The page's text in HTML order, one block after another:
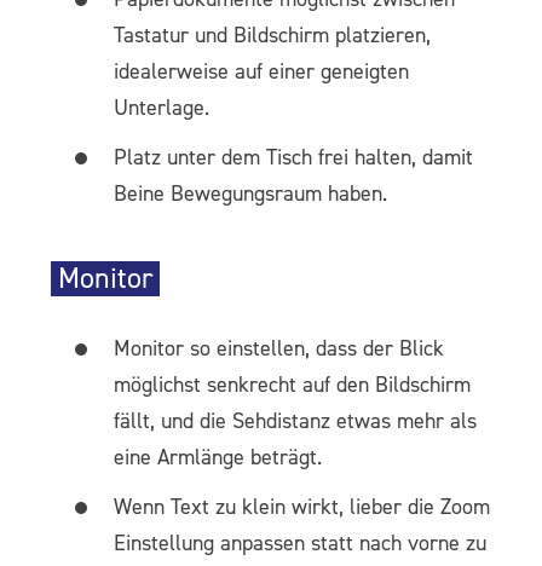
Tastatur und Bildschirm platzieren,
idealerweise auf einer geneigten
Unterlage.
Platz unter dem Tisch frei halten, damit
Beine Bewegungsraum haben.
Monitor
Monitor so einstellen, dass der Blick
möglichst senkrecht auf den Bildschirm
fällt, und die Sehdistanz etwas mehr als
eine Armlänge beträgt.
Wenn Text zu klein wirkt, lieber die Zoom
Einstellung anpassen statt nach vorne zu